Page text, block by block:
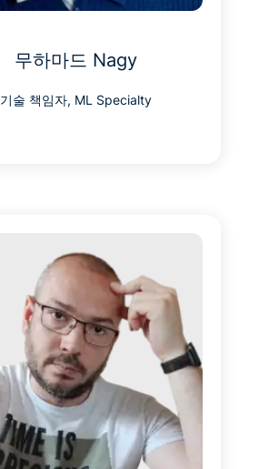
무하마드 Nagy
기술 책임자, ML Specialty